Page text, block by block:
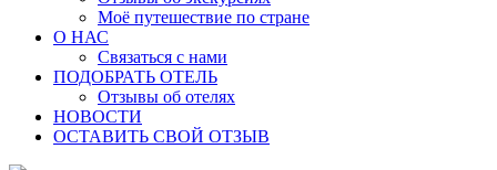
Моё путешествие по стране
О НАС
Связаться с нами
ПОДОБРАТЬ ОТЕЛЬ
Отзывы об отелях
НОВОСТИ
ОСТАВИТЬ СВОЙ ОТЗЫВ